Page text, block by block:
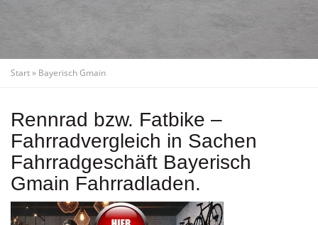
Start» Bayerisch Gmain
Rennrad bzw. Fatbike –
Fahrradvergleich in Sachen
Fahrradgeschäft Bayerisch
Gmain Fahrradladen.